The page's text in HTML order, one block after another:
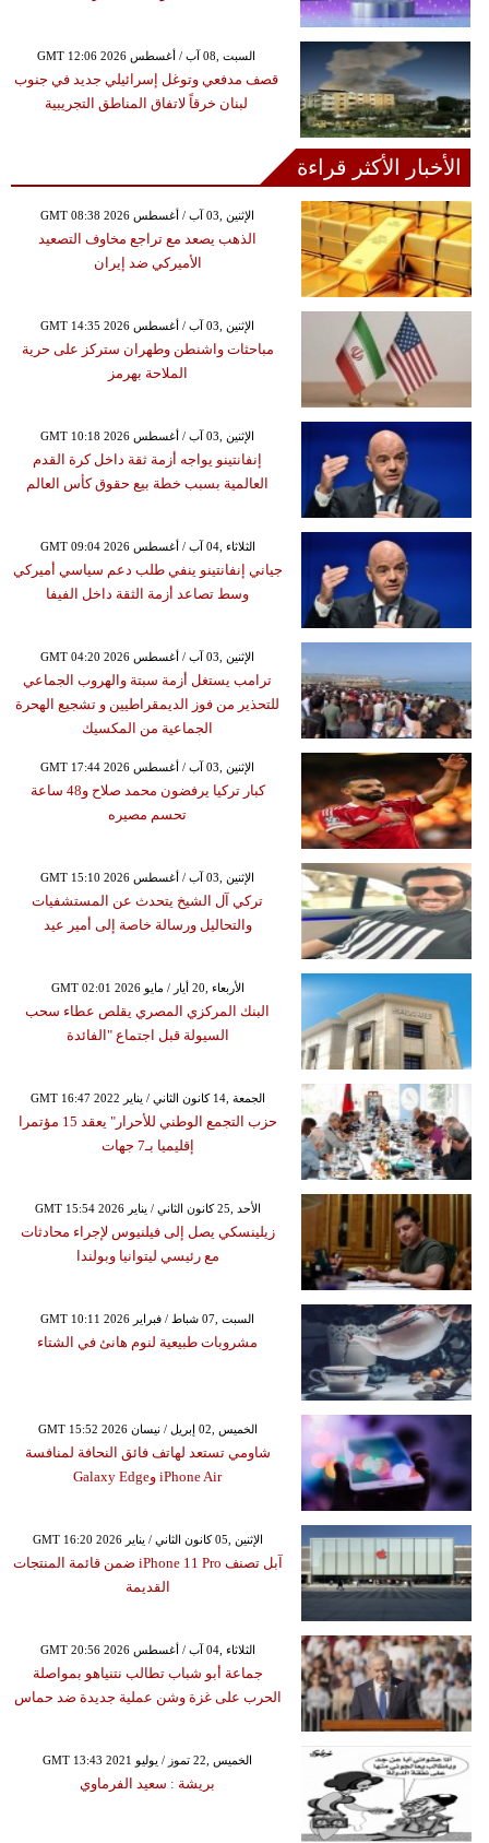
GMT 12:06 2026 السبت ,08 آب / أغسطس
قصف مدفعي وتوغل إسرائيلي جديد في جنوب
لبنان خرقاً لاتفاق المناطق التجريبية
الأخبار الأكثر قراءة
GMT 08:38 2026 الإثنين ,03 آب / أغسطس
الذهب يصعد مع تراجع مخاوف التصعيد
الأميركي ضد إيران
GMT 14:35 2026 الإثنين ,03 آب / أغسطس
مباحثات واشنطن وطهران ستركز على حرية
الملاحة بهرمز
GMT 10:18 2026 الإثنين ,03 آب / أغسطس
إنفانتينو يواجه أزمة ثقة داخل كرة القدم
العالمية بسبب خطة بيع حقوق كأس العالم
GMT 09:04 2026 الثلاثاء ,04 آب / أغسطس
جياني إنفانتينو ينفي طلب دعم سياسي أميركي
وسط تصاعد أزمة الثقة داخل الفيفا
GMT 04:20 2026 الإثنين ,03 آب / أغسطس
ترامب يستغل أزمة سبتة والهروب الجماعي
للتحذير من فوز الديمقراطيين و تشجيع الهحرة
الجماعية من المكسيك
GMT 17:44 2026 الإثنين ,03 آب / أغسطس
كبار تركيا يرفضون محمد صلاح و48 ساعة
تحسم مصيره
GMT 15:10 2026 الإثنين ,03 آب / أغسطس
تركي آل الشيخ يتحدث عن المستشفيات
والتحاليل ورسالة خاصة إلى أمير عيد
GMT 02:01 2026 الأربعاء ,20 أيار / مايو
البنك المركزي المصري يقلص عطاء سحب
السيولة قبل اجتماع "الفائدة
GMT 16:47 2022 الجمعة ,14 كانون الثاني / يناير
حزب التجمع الوطني للأحرار" يعقد 15 مؤتمرا
إقليميا بـ7 جهات
GMT 15:54 2026 الأحد ,25 كانون الثاني / يناير
زيلينسكي يصل إلى فيلنيوس لإجراء محادثات
مع رئيسي ليتوانيا وبولندا
GMT 10:11 2026 السبت ,07 شباط / فبراير
مشروبات طبيعية لنوم هانئ في الشتاء
GMT 15:52 2026 الخميس ,02 إبريل / نيسان
شاومي تستعد لهاتف فائق النحافة لمنافسة
iPhone Air وGalaxy Edge
GMT 16:20 2026 الإثنين ,05 كانون الثاني / يناير
آبل تصنف iPhone 11 Pro ضمن قائمة المنتجات
القديمة
GMT 20:56 2026 الثلاثاء ,04 آب / أغسطس
جماعة أبو شباب تطالب نتنياهو بمواصلة
الحرب على غزة وشن عملية جديدة ضد حماس
GMT 13:43 2021 الخميس ,22 تموز / يوليو
بريشة : سعيد الفرماوي